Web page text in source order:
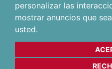
personalizar las
mostrar anuncios que
usted.